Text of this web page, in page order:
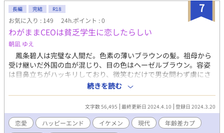
＝＝＝＝＝＝＝＝＝＝＝＝＝ ＊以下は簡単な設定説明ですが、本
文にも書いてあります。 ★金龍聖君（こんりゅうせいくん）：中
国ファンタジー時代劇で、超絶人気のWEBドラマ。日本でも放送
し、人気を博している。 ＜世界＞ 聖界（せいかい）：白龍族が
治める国。誠実な者が多い。 邪界（じゃかい）：黒龍族が治め
る国。卑劣な者が多い。 ＜主要キャラ＞ 黒川葵衣：平凡な大学
生。中国ドラマオタク。 蒼翠（そうすい）：邪界の第八皇
子。葵衣の転生先。ドラマでは泣く子も黙る悪辣非道キャラ。
無風（むふう）：聖界の第二皇子。訳があって平民として暮らし
ている。 仙人（せんにん）：各地を放浪する老人。 炎禍（え
んか）：邪界皇太子。性格悪い。蒼翠をバカにしている。
7
長編 完結 R18
お気に入り : 149 24h.ポイント : 0
わがままCEOは貧乏学生に恋したらしい
朝凪 ゆえ
鳳条碧人は完璧な人間だ。色素の薄いブラウンの髪。祖母から
受け継いだ外国の血が混じり、目の色はヘーゼルブラウン。容姿
は目鼻立ちがハッキリしており、微笑むだけで男女問わず虜にさ
せる魅力の持ち主。唯一の欠点は、性格が最悪に悪いことと、男
女ともに食い散らかす素行の悪さだ。 わがまま、自分勝手、自
分大好き人間。 碧人にとっては、他人なんてただの欲求解消の
ための道具。欲求を満たせればそれでよかった。 そんな碧人が
貧乏学生に恋したらしい。 ※数年前にpixivで投稿した小説をアレ
ンジしたものになります。 ※登場人物や設定はオリジナルです。
続きを読む
文字数 56,495 最終更新日 2024.4.10 登録日 2024.3.20
恋愛 ハッピーエンド イケメン 現代
年齢差カプ